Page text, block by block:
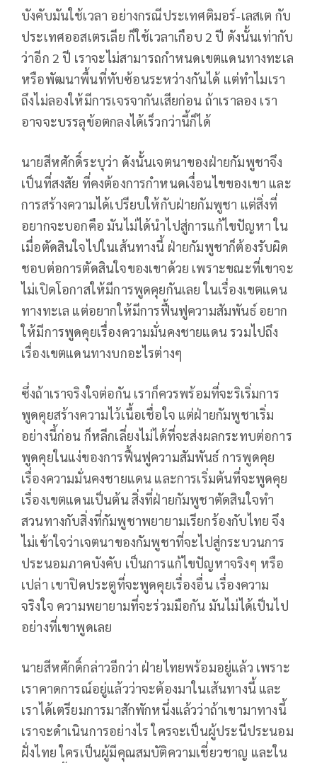
บังคับมันใช้เวลา อย่างกรณีประเทศติมอร์-เลสเต กับ
ประเทศออสเตรเลีย ก็ใช้เวลาเกือบ 2 ปี ดังนั้นเท่ากับ
ว่าอีก 2 ปี เราจะไม่สามารถกำหนดเขตแดนทางทะเล
หรือพัฒนาพื้นที่ทับซ้อนระหว่างกันได้ แต่ทำไมเรา
ถึงไม่ลองให้มีการเจรจากันเสียก่อน ถ้าเราลอง เรา
อาจจะบรรลุข้อตกลงได้เร็วกว่านี้ก็ได้
นายสีหศักดิ์ระบุว่า ดังนั้นเจตนาของฝ่ายกัมพูชาจึง
เป็นที่สงสัย ที่คงต้องการกำหนดเงื่อนไขของเขา และ
การสร้างความได้เปรียบให้กับฝ่ายกัมพูชา แต่สิ่งที่
อยากจะบอกคือ มันไม่ได้นำไปสู่การแก้ไขปัญหา ใน
เมื่อตัดสินใจไปในเส้นทางนี้ ฝ่ายกัมพูชาก็ต้องรับผิด
ชอบต่อการตัดสินใจของเขาด้วย เพราะขณะที่เขาจะ
ไม่เปิดโอกาสให้มีการพูดคุยกันเลย ในเรื่องเขตแดน
ทางทะเล แต่อยากให้มีการฟื้นฟูความสัมพันธ์ อยาก
ให้มีการพูดคุยเรื่องความมั่นคงชายแดน รวมไปถึง
เรื่องเขตแดนทางบกอะไรต่างๆ
ซึ่งถ้าเราจริงใจต่อกัน เราก็ควรพร้อมที่จะริเริ่มการ
พูดคุยสร้างความไว้เนื้อเชื่อใจ แต่ฝ่ายกัมพูชาเริ่ม
อย่างนี้ก่อน ก็หลีกเลี่ยงไม่ได้ที่จะส่งผลกระทบต่อการ
พูดคุยในแง่ของการฟื้นฟูความสัมพันธ์ การพูดคุย
เรื่องความมั่นคงชายแดน และการเริ่มต้นที่จะพูดคุย
เรื่องเขตแดนเป็นต้น สิ่งที่ฝ่ายกัมพูชาตัดสินใจทำ
สวนทางกับสิ่งที่กัมพูชาพยายามเรียกร้องกับไทย จึง
ไม่เข้าใจว่าเจตนาของกัมพูชาที่จะไปสู่กระบวนการ
ประนอมภาคบังคับ เป็นการแก้ไขปัญหาจริงๆ หรือ
เปล่า เขาปิดประตูที่จะพูดคุยเรื่องอื่น เรื่องความ
จริงใจ ความพยายามที่จะร่วมมือกัน มันไม่ได้เป็นไป
อย่างที่เขาพูดเลย
นายสีหศักดิ์กล่าวอีกว่า ฝ่ายไทยพร้อมอยู่แล้ว เพราะ
เราคาดการณ์อยู่แล้วว่าจะต้องมาในเส้นทางนี้ และ
เราได้เตรียมการมาสักพักหนึ่งแล้วว่าถ้าเขามาทางนี้
เราจะดำเนินการอย่างไร ใครจะเป็นผู้ประนีประนอม
ฝั่งไทย ใครเป็นผู้มีคุณสมบัติความเชี่ยวชาญ และใน